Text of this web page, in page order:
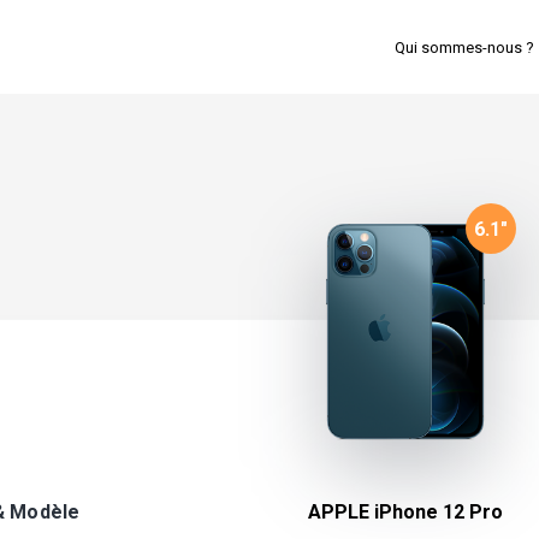
Qui sommes-nous ?
Modèle
6.1"
APPLE iPhone 12 Pro